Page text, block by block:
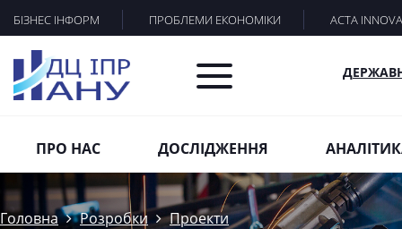
БІЗНЕС ІНФОРМ ПРОБЛЕМИ ЕКОНОМІКИ ACTA
ПРО НАС ДОСЛІДЖЕННЯ
Головна Розробки Проекти